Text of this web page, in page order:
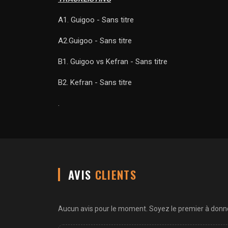
A1. Guigoo - Sans titre
A2.Guigoo - Sans titre
B1. Guigoo vs Kefran - Sans titre
B2. Kefran - Sans titre
.
AVIS CLIENTS
Aucun avis pour le moment. Soyez le premier à